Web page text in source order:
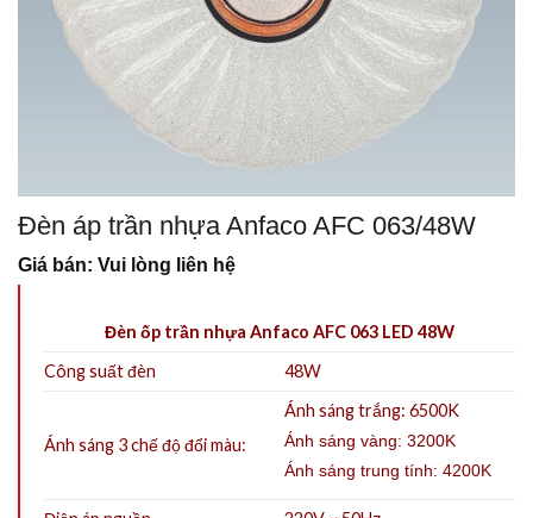
Đèn áp trần nhựa Anfaco AFC 063/48W
Giá bán: Vui lòng liên hệ
Đèn ốp trần nhựa Anfaco AFC 063 LED 48W
Công suất đèn
48W
Ánh sáng 3 chế độ đổi màu:
Ánh sáng trắng: 6500K
Ánh sáng vàng: 3200K
Ánh sáng trung tính: 4200K